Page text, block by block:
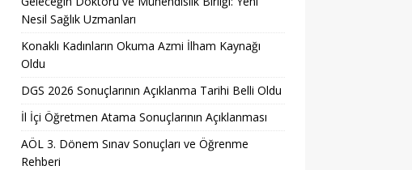
Nesil Sağlık Uzmanları
Konaklı Kadınların Okuma Azmi İlham Kaynağı
Oldu
DGS 2026 Sonuçlarının Açıklanma Tarihi Belli Oldu
İl İçi Öğretmen Atama Sonuçlarının Açıklanması
AÖL 3. Dönem Sınav Sonuçları ve Öğrenme
Rehberi